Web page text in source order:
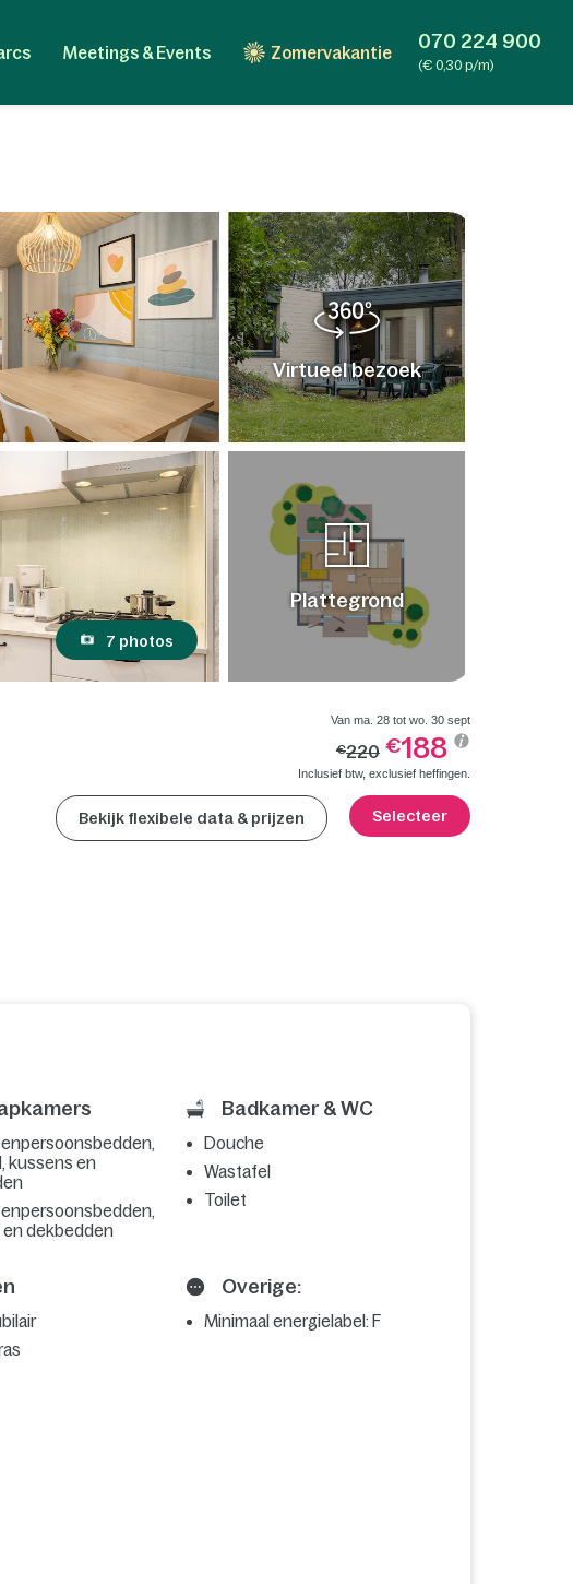
Meetings & Events Zomervakantie 070 224 900
(€ 0,30 p/m)
7 photos
Virtueel bezoek
Plattegrond
Van ma. 28 tot wo. 30 sept
€220 €188
Inclusief btw, exclusief heffingen.
Bekijk flexibele data & prijzen Selecteer
kussens en
en dekbedden
Badkamer & WC
Douche
Wastafel
Toilet
Overige:
Minimaal energielabel: F